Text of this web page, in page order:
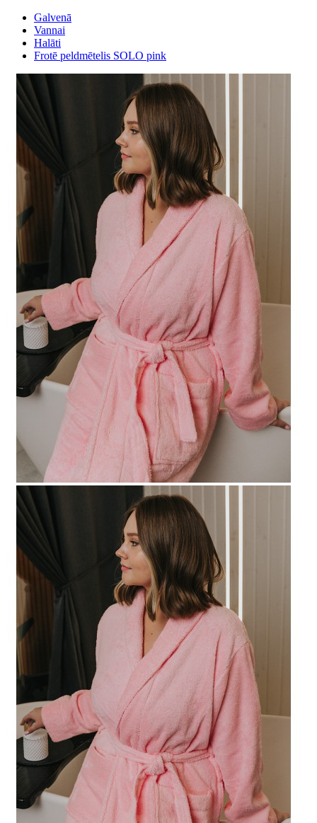
Galvenā
Vannai
Halāti
Frotē peldmētelis SOLO pink